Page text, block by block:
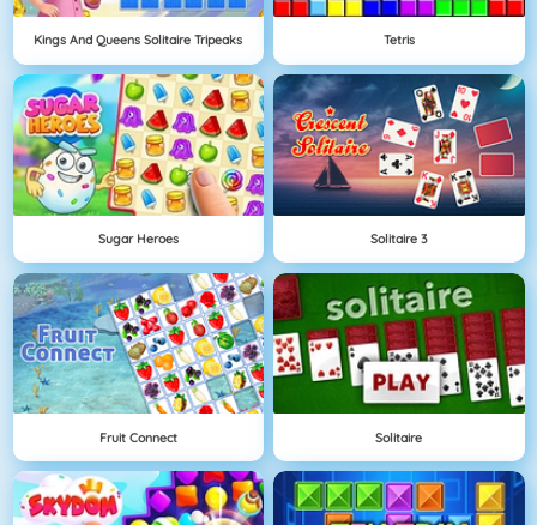
Kings And Queens Solitaire Tripeaks Tetris
Sugar Heroes Solitaire 3
Fruit Connect Solitaire